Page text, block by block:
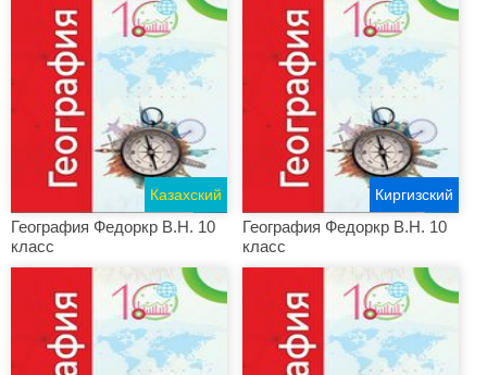
География Федоркр В.Н. 10
класс
Казахский
География Федоркр В.Н. 10
класс
Киргизский